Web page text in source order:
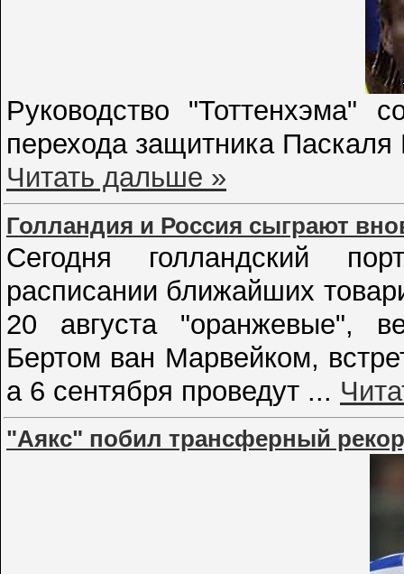
Руководство "Тоттенхэма"
перехода защитника
Читать дальше »
Голландия и Россия сыграют
Сегодня голландский
расписании ближайших
20 августа "оранжевые",
Бертом ван Марвейком,
а 6 сентября проведут ...
"Аякс" побил трансферный